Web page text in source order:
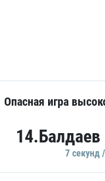
Опасная игра
7 секунд